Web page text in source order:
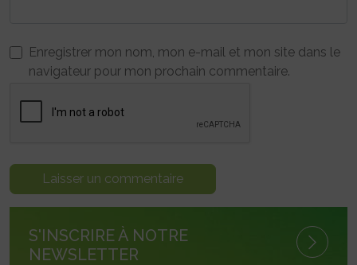
Enregistrer mon nom, mon e-mail et mon site dans le
navigateur pour mon prochain commentaire.
S'INSCRIRE À NOTRE
NEWSLETTER